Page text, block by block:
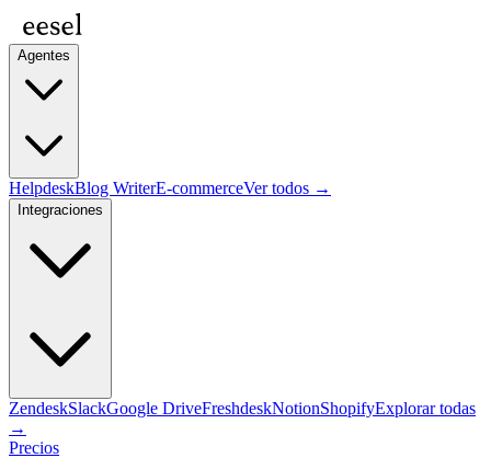
Agentes
HelpdeskBlog WriterE-commerceVer todos →
Integraciones
ZendeskSlackGoogle DriveFreshdeskNotionShopifyExplorar todas
→
Precios